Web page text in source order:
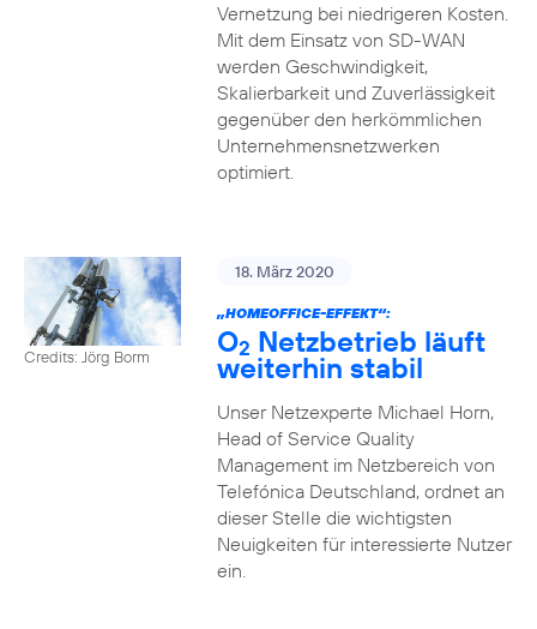
Vernetzung bei niedrigeren Kosten.
Mit dem Einsatz von SD-WAN
werden Geschwindigkeit,
Skalierbarkeit und Zuverlässigkeit
gegenüber den herkömmlichen
Unternehmensnetzwerken
optimiert.
Credits: Jörg Borm
18. März 2020
„HOMEOFFICE-EFFEKT“:
O2 Netzbetrieb läuft
weiterhin stabil
Unser Netzexperte Michael Horn,
Head of Service Quality
Management im Netzbereich von
Telefónica Deutschland, ordnet an
dieser Stelle die wichtigsten
Neuigkeiten für interessierte Nutzer
ein.